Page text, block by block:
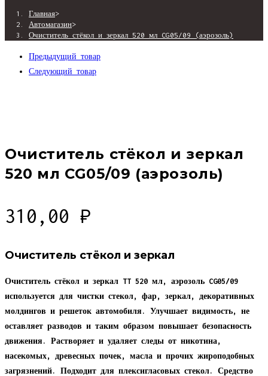
Главная>
Автомагазин>
Очиститель стёкол и зеркал 520 мл CG05/09 (аэрозоль)
Предыдущий товар
Следующий товар
Очиститель стёкол и зеркал
520 мл CG05/09 (аэрозоль)
310,00 ₽
Очиститель стёкол и зеркал
Очиститель стёкол и зеркал TT 520 мл, аэрозоль CG05/09
используется для чистки стекол, фар, зеркал, декоративных
молдингов и решеток автомобиля. Улучшает видимость, не
оставляет разводов и таким образом повышает безопасность
движения. Растворяет и удаляет следы от никотина,
насекомых, древесных почек, масла и прочих жироподобных
загрязнений. Подходит для плексигласовых стекол. Средство